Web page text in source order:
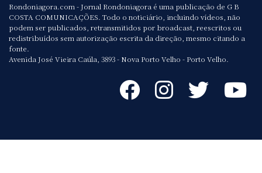
Rondoniagora.com - Jornal Rondoniagora é uma publicação de G B
COSTA COMUNICAÇÕES. Todo o noticiário, incluindo vídeos, não
podem ser publicados, retransmitidos por broadcast, reescritos ou
redistribuídos sem autorização escrita da direção, mesmo citando a
fonte.
Avenida José Vieira Caúla, 3893 - Nova Porto Velho - Porto Velho.